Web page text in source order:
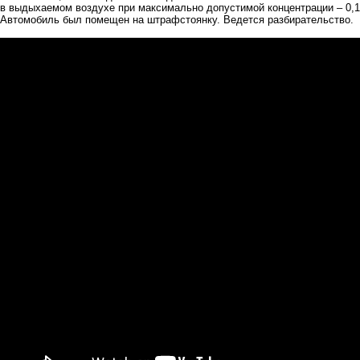
в выдыхаемом воздухе при максимально допустимой концентрации –
Автомобиль был помещен на штрафстоянку. Ведется разбирательство.